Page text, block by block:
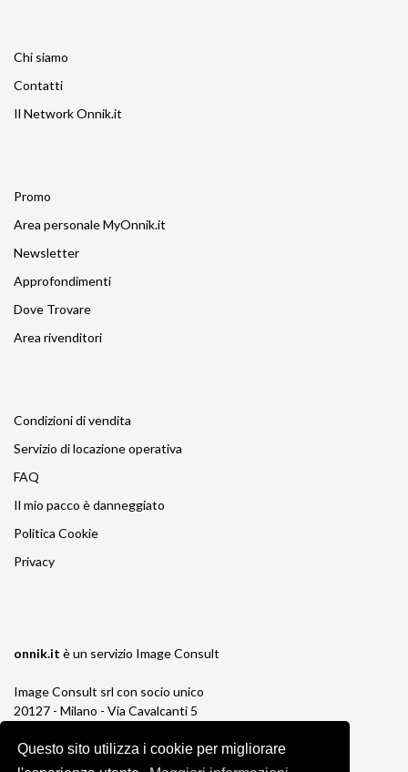
Questo sito utilizza i cookie per migliorare
Chi siamo
Contatti
Il Network Onnik.it
Promo
Area personale MyOnnik.it
Newsletter
Approfondimenti
Dove Trovare
Area rivenditori
Condizioni di vendita
Servizio di locazione operativa
FAQ
Il mio pacco è danneggiato
Politica Cookie
Privacy
onnik.it è un servizio Image Consult
Image Consult srl con socio unico
20127 - Milano - Via Cavalcanti 5
P.IVA e C.F. 03383650961
REA 1673647 CCIAA Milano Monza Brianza